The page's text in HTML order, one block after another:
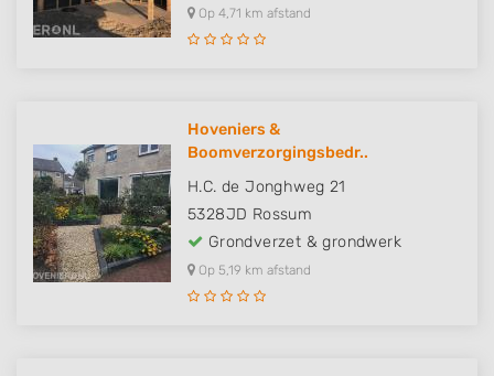
Op 4,71 km afstand
Hoveniers &
Boomverzorgingsbedr..
H.C. de Jonghweg 21
5328JD Rossum
Grondverzet & grondwerk
Op 5,19 km afstand